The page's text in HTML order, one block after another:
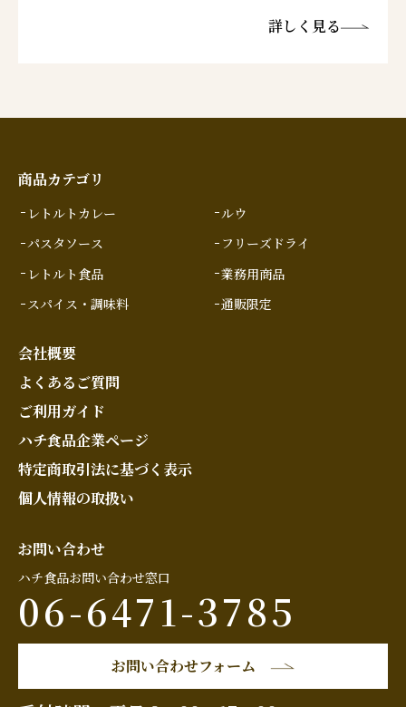
詳しく見る
商品カテゴリ
レトルトカレー
パスタソース
レトルト食品
スパイス・調味料
ルウ
フリーズドライ
業務用商品
通販限定
会社概要
よくあるご質問
ご利用ガイド
ハチ食品企業ページ
特定商取引法に基づく表示
個人情報の取扱い
お問い合わせ
ハチ食品お問い合わせ窓口
06-6471-3785
お問い合わせフォーム